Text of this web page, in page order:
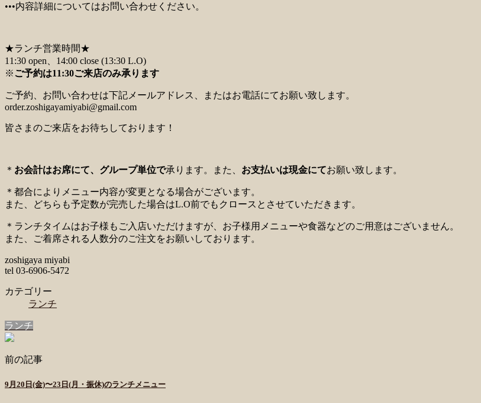
•••内容詳細についてはお問い合わせください。
★ランチ営業時間★
11:30 open、14:00 close (13:30 L.O)
※ ご予約は11:30ご来店のみ承ります
ご予約、お問い合わせは下記メールアドレス、またはお電話にてお願い致します。
order.zoshigayamiyabi@gmail.com
皆さまのご来店をお待ちしております！
＊ お会計はお席にて、グループ単位で承ります。また、 お支払いは現金にてお願い致します。
＊都合によりメニュー内容が変更となる場合がございます。
また、どちらも予定数が完売した場合はL.O前でもクロースとさせていただきます。
＊ランチタイムはお子様もご入店いただけますが、お子様用メニューや食器などのご用意はございません。
また、ご着席される人数分のご注文をお願いしております。
zoshigaya miyabi
tel 03-6906-5472
カテゴリー
ランチ
ランチ
前の記事
9月20日(金)〜23日(月・振休)のランチメニュー